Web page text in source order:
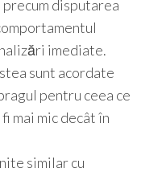
disputarea
imediate.
sunt acordate
pentru ceea ce
mai mic decât în
similar cu